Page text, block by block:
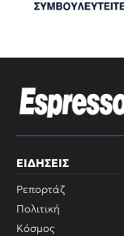
ΕΙΔΉΣΕΙΣ
Ρεπορτάζ
Πολιτική
Κόσμος